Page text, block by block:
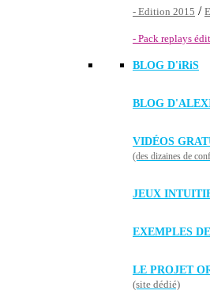
- Edition 2015 /
- Pack replays
BLOG D'iRiS
BLOG
VIDÉOS
(des dizaines de
JEUX
EXEMPLES
LE PROJET
(site dédié)